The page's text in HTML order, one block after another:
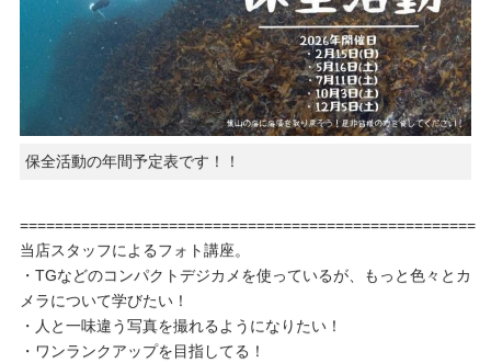
保全活動の年間予定表です！！
====================================================
当店スタッフによるフォト講座。
・TGなどのコンパクトデジカメを使っているが、もっと色々とカ
メラについて学びたい！
・人と一味違う写真を撮れるようになりたい！
・ワンランクアップを目指してる！